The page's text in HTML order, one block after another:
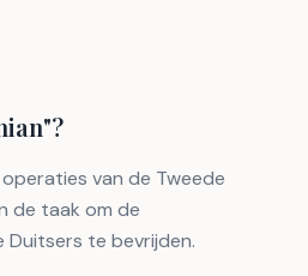
van de Tweede
de taak om de
Duitsers te bevrijden.